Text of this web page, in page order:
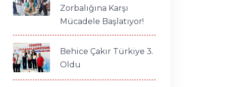
Zorbalığına Karşı
Mücadele Başlatıyor!
Behice Çakır Türkiye 3.
Oldu